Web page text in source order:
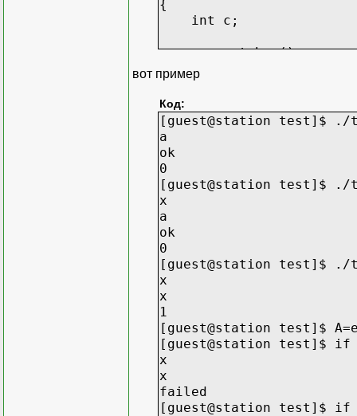
{
int c;
c = getchar();
if (c == 'a') {
printf("ok"
return;
}
f2();
}
void f2(void)
{
int c;
c = getchar();
c = getchar();
if (c == 'a') {
printf("ok"
return;
}
вот пример
Код:
[guest@station test]$ ./
a
ok
0
[guest@station test]$ ./
x
a
ok
0
[guest@station test]$ ./
x
x
1
[guest@station test]$
[guest@station test]$
x
x
failed
[guest@station test]$